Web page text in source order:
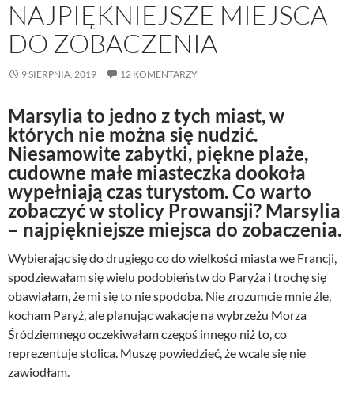
NAJPIĘKNIEJSZE MIEJSCA
DO ZOBACZENIA
9 SIERPNIA, 2019 12 KOMENTARZY
Marsylia to jedno z tych miast, w
których nie można się nudzić.
Niesamowite zabytki, piękne plaże,
cudowne małe miasteczka dookoła
wypełniają czas turystom. Co warto
zobaczyć w stolicy Prowansji? Marsylia
– najpiękniejsze miejsca do zobaczenia.
Wybierając się do drugiego co do wielkości miasta we Francji,
spodziewałam się wielu podobieństw do Paryża i trochę się
obawiałam, że mi się to nie spodoba. Nie zrozumcie mnie źle,
kocham Paryż, ale planując wakacje na wybrzeżu Morza
Śródziemnego oczekiwałam czegoś innego niż to, co
reprezentuje stolica. Muszę powiedzieć, że wcale się nie
zawiodłam.